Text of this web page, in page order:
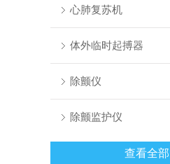
心肺复苏机
体外临时起搏器
除颤仪
除颤监护仪
查看全部